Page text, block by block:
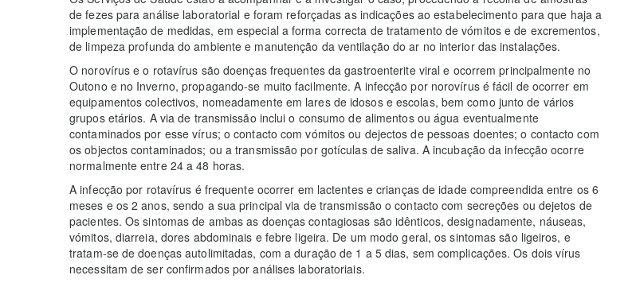
de fezes para análise laboratorial e foram reforçadas as indicações ao estabelecimento para que haja a
implementação de medidas, em especial a forma correcta de tratamento de vómitos e de excrementos,
de limpeza profunda do ambiente e manutenção da ventilação do ar no interior das instalações.
O norovírus e o rotavírus são doenças frequentes da gastroenterite viral e ocorrem principalmente no
Outono e no Inverno, propagando-se muito facilmente. A infecção por norovírus é fácil de ocorrer em
equipamentos colectivos, nomeadamente em lares de idosos e escolas, bem como junto de vários
grupos etários. A via de transmissão inclui o consumo de alimentos ou água eventualmente
contaminados por esse vírus; o contacto com vómitos ou dejectos de pessoas doentes; o contacto com
os objectos contaminados; ou a transmissão por gotículas de saliva. A incubação da infecção ocorre
normalmente entre 24 a 48 horas.
A infecção por rotavírus é frequente ocorrer em lactentes e crianças de idade compreendida entre os 6
meses e os 2 anos, sendo a sua principal via de transmissão o contacto com secreções ou dejetos de
pacientes. Os sintomas de ambas as doenças contagiosas são idênticos, designadamente, náuseas,
vómitos, diarreia, dores abdominais e febre ligeira. De um modo geral, os sintomas são ligeiros, e
tratam-se de doenças autolimitadas, com a duração de 1 a 5 dias, sem complicações. Os dois vírus
necessitam de ser confirmados por análises laboratoriais.